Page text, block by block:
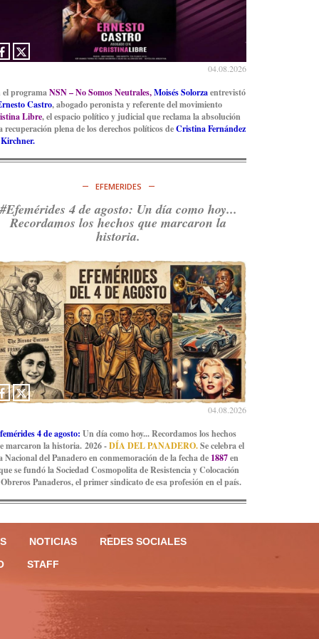
04.08.2026
el programaNSN – No Somos Neutrales,Moisés Solorzaentrevistó
Castro, abogado peronista y referente del movimiento
Libre, el espacio político y judicial que reclama la absolución
recuperación plena de los derechos políticos deCristina Fernández
EFEMERIDES
#Efemérides 4 de agosto: Un día como hoy...
Recordamos los hechos que marcaron la
historia.
04.08.2026
4 de agosto: Un día como hoy... Recordamos los hechos
marcaron la historia. 2026 -DÍA DEL PANADERO.Se celebra el
Nacional del Panadero en conmemoración de la fecha de 1887en
se fundó la Sociedad Cosmopolita de Resistencia y Colocación
Panaderos, el primer sindicato de esa profesión en el país.
NOTICIAS
REDES SOCIALES
STAFF